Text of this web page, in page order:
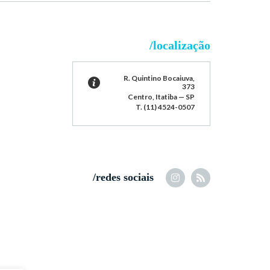
/localização
R. Quintino Bocaiuva,
373
Centro, Itatiba — SP
T. (11) 4524-0507
/redes sociais